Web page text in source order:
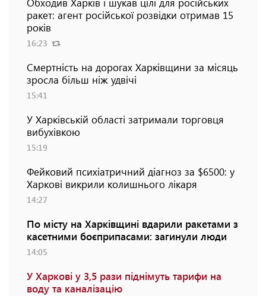
ракет: агент російської розвідки отримав 15
років
16:23
Смертність на дорогах Харківщини за місяць
зросла більш ніж удвічі
15:41
У Харківській області затримали торговця
вибухівкою
15:19
Фейковий психіатричний діагноз за $6500: у
Харкові викрили колишнього лікаря
14:27
По місту на Харківщині вдарили ракетами з
касетними боєприпасами: загинули люди
14:05
У Харкові у 3,5 рази піднімуть тарифи на
воду та каналізацію